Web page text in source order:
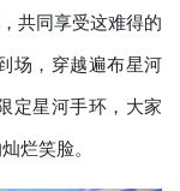
共同享受这难得的
场，穿越遍布星河
定星河手环，大家
烂笑脸。